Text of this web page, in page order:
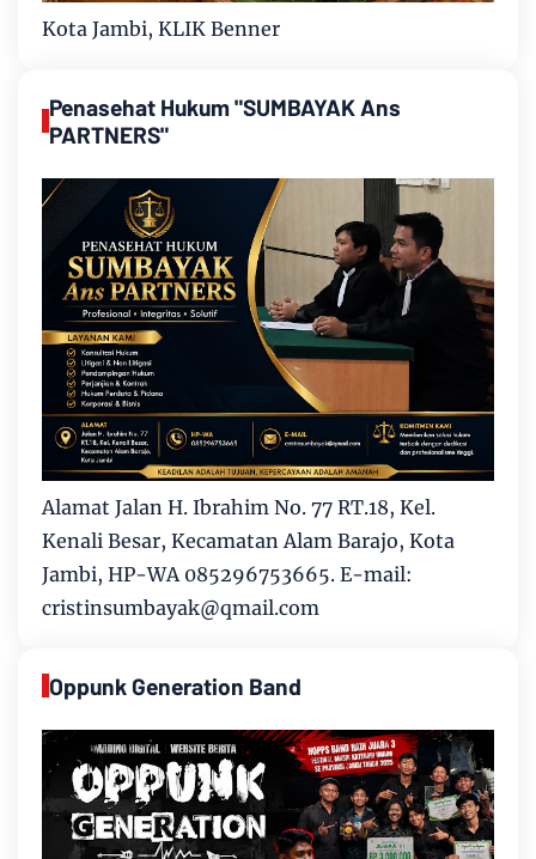
Kota Jambi, KLIK Benner
Penasehat Hukum "SUMBAYAK Ans
PARTNERS"
Alamat Jalan H. Ibrahim No. 77 RT.18, Kel.
Kenali Besar, Kecamatan Alam Barajo, Kota
Jambi, HP-WA 085296753665. E-mail:
cristinsumbayak@qmail.com
Oppunk Generation Band